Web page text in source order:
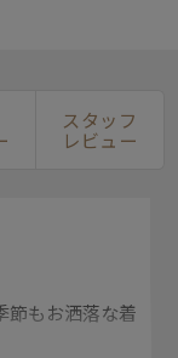
スタッフ
レビュー
節もお洒落な着